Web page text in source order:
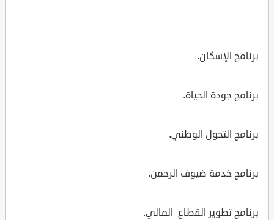
برنامج الإسكان.
برنامج جودة الحياة.
برنامج التحول الوطني.
برنامج خدمة ضيوف الرحمن.
برنامج تطوير القطاع المالي.